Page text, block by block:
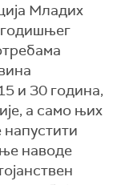
Младих
годишњег
и 30 година,
а само њих
наводе